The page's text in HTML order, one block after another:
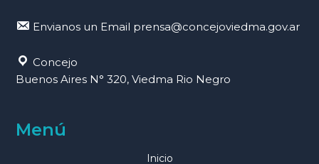
Envianos un Email prensa@concejoviedma.gov.ar
Concejo
Buenos Aires N° 320, Viedma Rio Negro
Menú
Inicio